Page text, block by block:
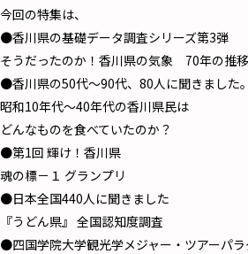
今回の特集は、
●香川県の基礎データ調査シリーズ第3弾
そうだったのか！香川県の気象 70年の推移
●香川県の50代～90代、80人に聞きました。
昭和10年代～40年代の香川県民は
どんなものを食べていたのか？
●第1回 輝け！香川県
魂の標－１ グランプリ
●日本全国440人に聞きました
『うどん県』 全国認知度調査
●四国学院大学観光学メジャー・ツアーパラ